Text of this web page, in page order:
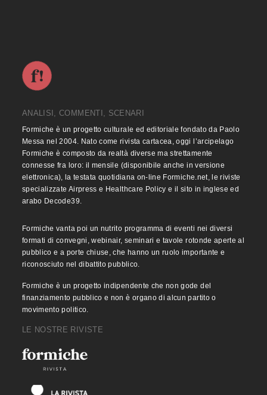
ANALISI, COMMENTI, SCENARI
Formiche è un progetto culturale ed editoriale fondato da Paolo
Messa nel 2004. Nato come rivista cartacea, oggi l’arcipelago
Formiche è composto da realtà diverse ma strettamente
connesse fra loro: il mensile (disponibile anche in versione
elettronica), la testata quotidiana on-line Formiche.net, le riviste
specializzate Airpress e Healthcare Policy e il sito in inglese ed
arabo Decode39.
Formiche vanta poi un nutrito programma di eventi nei diversi
formati di convegni, webinair, seminari e tavole rotonde aperte al
pubblico e a porte chiuse, che hanno un ruolo importante e
riconosciuto nel dibattito pubblico.
Formiche è un progetto indipendente che non gode del
finanziamento pubblico e non è organo di alcun partito o
movimento politico.
LE NOSTRE RIVISTE